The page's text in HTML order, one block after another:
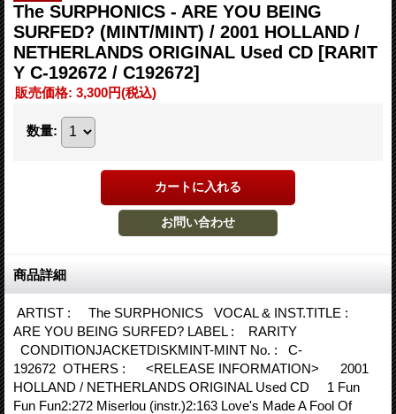
The SURPHONICS - ARE YOU BEING
SURFED? (MINT/MINT) / 2001 HOLLAND /
NETHERLANDS ORIGINAL Used CD [RARIT
Y C-192672 / C192672]
販売価格: 3,300円(税込)
数量:
商品詳細
ARTIST : The SURPHONICS VOCAL & INST.TITLE :
ARE YOU BEING SURFED? LABEL : RARITY
CONDITIONJACKETDISKMINT-MINT No. : C-
192672 OTHERS : <RELEASE INFORMATION> 2001
HOLLAND / NETHERLANDS ORIGINAL Used CD 1 Fun
Fun Fun2:272 Miserlou (instr.)2:163 Love's Made A Fool Of